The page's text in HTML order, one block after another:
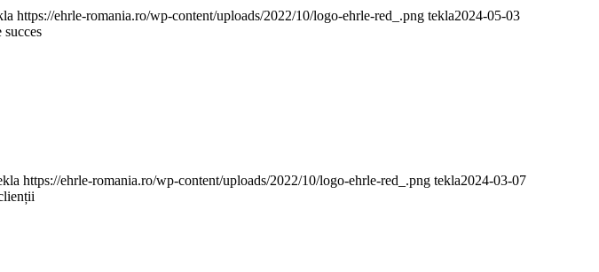
https://ehrle-romania.ro/wp-content/uploads/2022/10/logo-ehrle-red_.png tekla2024-05-03
https://ehrle-romania.ro/wp-content/uploads/2022/10/logo-ehrle-red_.png tekla2024-03-07